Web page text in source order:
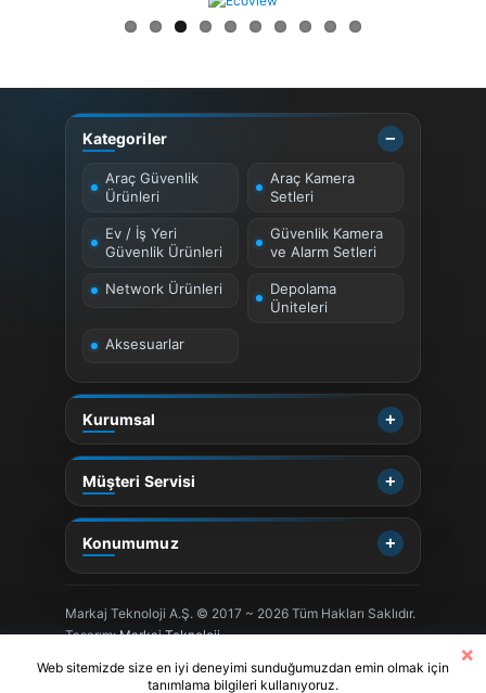
Kategoriler
Araç Güvenlik
Ürünleri
Araç Kamera
Setleri
Ev / İş Yeri
Güvenlik Ürünleri
Güvenlik Kamera
ve Alarm Setleri
Network Ürünleri
Depolama
Üniteleri
Aksesuarlar
Kurumsal
Müşteri Servisi
Konumumuz
Markaj Teknoloji A.Ş. © 2017 ~ 2026 Tüm Hakları Saklıdır.
Tasarım:Markaj Teknoloji
Web sitemizde size en iyi deneyimi sunduğumuzdan emin olmak için
tanımlama bilgileri kullanıyoruz.
×